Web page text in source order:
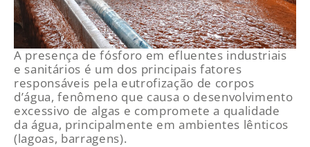
A presença de fósforo em efluentes industriais
e sanitários é um dos principais fatores
responsáveis pela eutrofização de corpos
d’água, fenômeno que causa o desenvolvimento
excessivo de algas e compromete a qualidade
da água, principalmente em ambientes lênticos
(lagoas, barragens).